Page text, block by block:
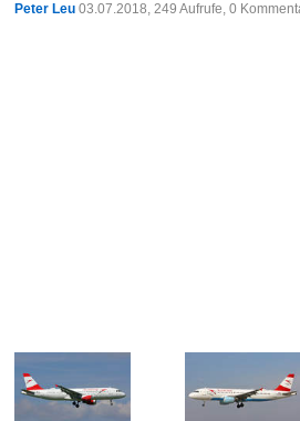
Peter Leu 03.07.2018, 249 Aufrufe, 0